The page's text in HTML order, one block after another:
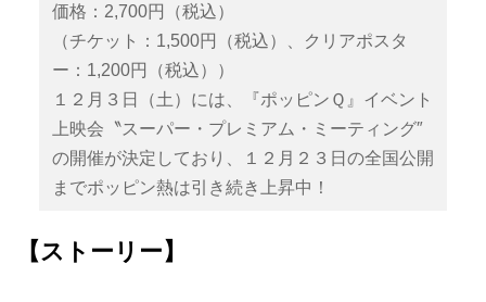
価格：2,700円（税込）
（チケット：1,500円（税込）、クリアポスタ
ー：1,200円（税込））
１２月３日（土）には、『ポッピンＱ』イベント
上映会〝スーパー・プレミアム・ミーティング″
の開催が決定しており、１２月２３日の全国公開
までポッピン熱は引き続き上昇中！
【ストーリー】